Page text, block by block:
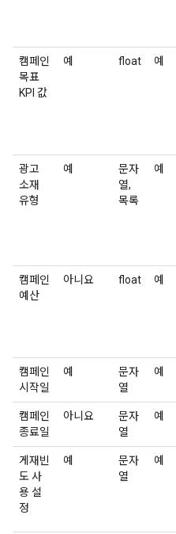
캠페인
목표
KPI 값
예 float 예
광고
소재
유형
예
문자
열,
목록
예
캠페인
예산
아니요 float 예
캠페인
시작일
예
문자
열
예
캠페인
종료일
아니요
문자
열
예
게재빈
도 사
용 설
정
예
문자
열
예